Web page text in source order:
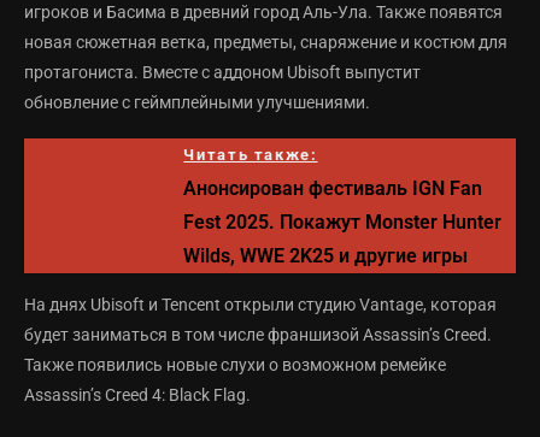
игроков и Басима в древний город Аль-Ула. Также появятся
новая сюжетная ветка, предметы, снаряжение и костюм для
протагониста. Вместе с аддоном Ubisoft выпустит
обновление с геймплейными улучшениями.
Читать также:
Анонсирован фестиваль IGN Fan
Fest 2025. Покажут Monster Hunter
Wilds, WWE 2K25 и другие игры
На днях Ubisoft и Tencent открыли студию Vantage, которая
будет заниматься в том числе франшизой Assassin’s Creed.
Также появились новые слухи о возможном ремейке
Assassin’s Creed 4: Black Flag.